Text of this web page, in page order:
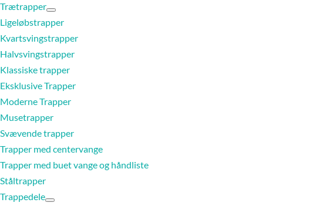
Trætrapper
Ligeløbstrapper
Kvartsvingstrapper
Halvsvingstrapper
Klassiske trapper
Eksklusive Trapper
Moderne Trapper
Musetrapper
Svævende trapper
Trapper med centervange
Trapper med buet vange og håndliste
Ståltrapper
Trappedele